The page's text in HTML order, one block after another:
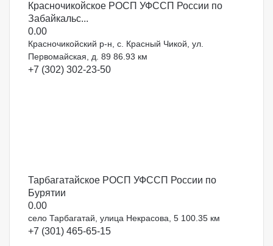
Красночикойское РОСП УФССП России по
Забайкальс...
0.00
Красночикойский р-н, с. Красный Чикой, ул.
Первомайская, д. 89 86.93 км
+7 (302) 302-23-50
Тарбагатайское РОСП УФССП России по
Бурятии
0.00
село Тарбагатай, улица Некрасова, 5 100.35 км
+7 (301) 465-65-15